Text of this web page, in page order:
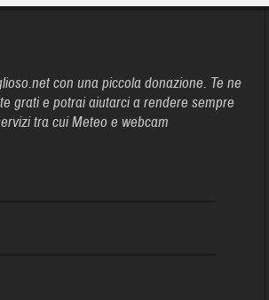
con una piccola donazione. Te ne
grati e potrai aiutarci a rendere sempre
tra cui Meteo e webcam